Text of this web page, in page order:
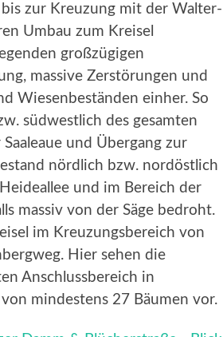
zur Kreuzung mit der Walter-
Umbau zum Kreisel
großzügigen
massive Zerstörungen und
Wiesenbeständen einher. So
südwestlich des gesamten
und Übergang zur
nördlich bzw. nordöstlich
und im Bereich der
massiv von der Säge bedroht.
im Kreuzungsbereich von
Hier sehen die
Anschlussbereich in
mindestens 27 Bäumen vor.